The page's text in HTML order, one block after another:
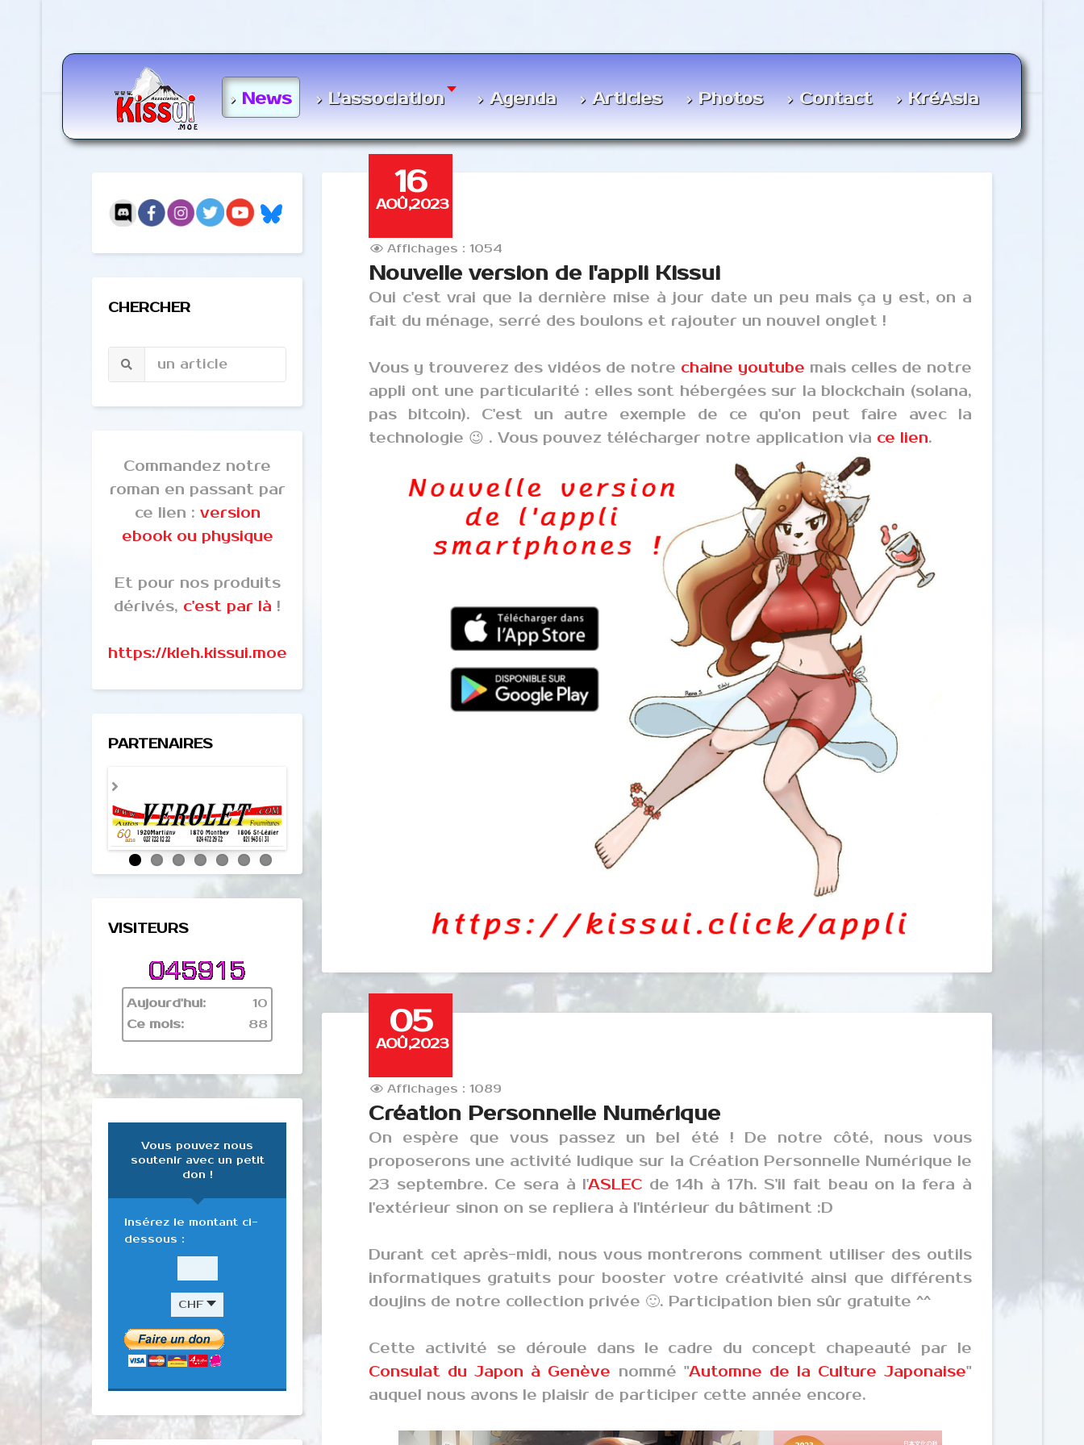
News L'association Agenda Articles Photos Contact KréAsia
CHERCHER
Commandez notre
roman en passant par
ce lien : version
ebook ou physique
Et pour nos produits
dérivés, c'est par là !
https://kleh.kissui.moe
PARTENAIRES
VISITEURS
Ce mois:
88
don !
16
AOÛ,2023
Affichages : 1054
Nouvelle version de l'appli Kissui
Oui c'est vrai que la dernière mise à jour date un peu mais ça y est, on a
fait du ménage, serré des boulons et rajouter un nouvel onglet !
Vous y trouverez des vidéos de notre chaine youtube mais celles de notre
appli ont une particularité : elles sont hébergées sur la blockchain (solana,
pas bitcoin). C'est un autre exemple de ce qu'on peut faire avec la
technologie 😉 . Vous pouvez télécharger notre application via ce lien.
05
AOÛ,2023
Affichages : 1089
Création Personnelle Numérique
On espère que vous passez un bel été ! De notre côté, nous vous
proposerons une activité ludique sur la Création Personnelle Numérique le
23 septembre. Ce sera à l'ASLEC de 14h à 17h. S'il fait beau on la fera à
l'extérieur sinon on se repliera à l'intérieur du bâtiment :D
Durant cet après-midi, nous vous montrerons comment utiliser des outils
informatiques gratuits pour booster votre créativité ainsi que différents
doujins de notre collection privée 🙂. Participation bien sûr gratuite ^^
Cette activité se déroule dans le cadre du concept chapeauté par le
Consulat du Japon à Genève nommé "Automne de la Culture Japonaise"
auquel nous avons le plaisir de participer cette année encore.